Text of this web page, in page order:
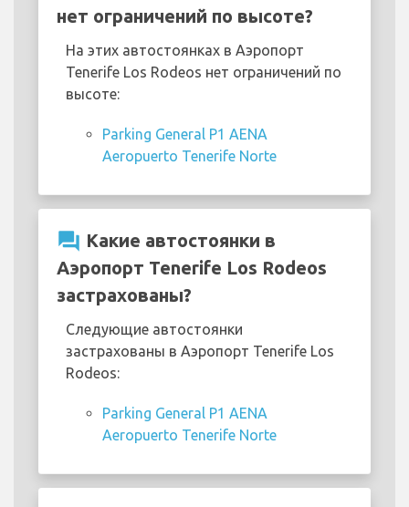
нет ограничений по высоте?
На этих автостоянках в Аэропорт
Tenerife Los Rodeos нет ограничений по
высоте:
Parking General P1 AENA
Aeropuerto Tenerife Norte
question_answer Какие автостоянки в
Аэропорт Tenerife Los Rodeos
застрахованы?
Следующие автостоянки
застрахованы в Аэропорт Tenerife Los
Rodeos:
Parking General P1 AENA
Aeropuerto Tenerife Norte